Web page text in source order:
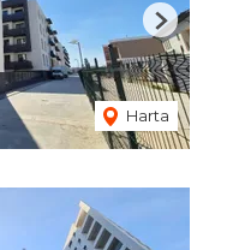
Harta
Next